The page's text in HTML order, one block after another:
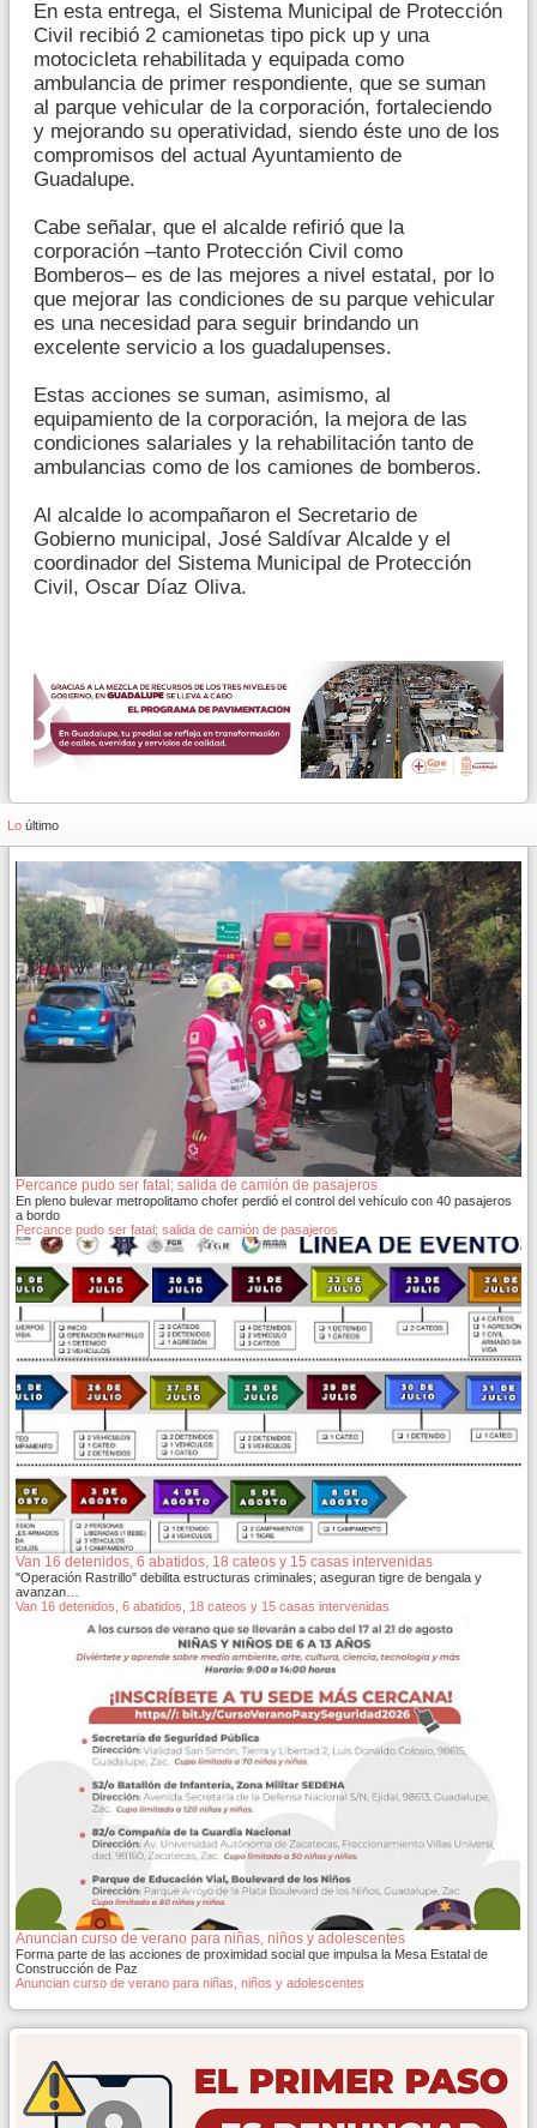
En esta entrega, el Sistema Municipal de Protección
Civil recibió 2 camionetas tipo pick up y una
motocicleta rehabilitada y equipada como
ambulancia de primer respondiente, que se suman
al parque vehicular de la corporación, fortaleciendo
y mejorando su operatividad, siendo éste uno de los
compromisos del actual Ayuntamiento de
Guadalupe.
Cabe señalar, que el alcalde refirió que la
corporación –tanto Protección Civil como
Bomberos– es de las mejores a nivel estatal, por lo
que mejorar las condiciones de su parque vehicular
es una necesidad para seguir brindando un
excelente servicio a los guadalupenses.
Estas acciones se suman, asimismo, al
equipamiento de la corporación, la mejora de las
condiciones salariales y la rehabilitación tanto de
ambulancias como de los camiones de bomberos.
Al alcalde lo acompañaron el Secretario de
Gobierno municipal, José Saldívar Alcalde y el
coordinador del Sistema Municipal de Protección
Civil, Oscar Díaz Oliva.
Lo último
Percance pudo ser fatal; salida de camión de pasajeros
En pleno bulevar metropolitamo chofer perdió el control del vehículo con 40 pasajeros
a bordo
Percance pudo ser fatal; salida de camión de pasajeros
Van 16 detenidos, 6 abatidos, 18 cateos y 15 casas intervenidas
"Operación Rastrillo" debilita estructuras criminales; aseguran tigre de bengala y
avanzan…
Van 16 detenidos, 6 abatidos, 18 cateos y 15 casas intervenidas
Anuncian curso de verano para niñas, niños y adolescentes
Forma parte de las acciones de proximidad social que impulsa la Mesa Estatal de
Construcción de Paz
Anuncian curso de verano para niñas, niños y adolescentes